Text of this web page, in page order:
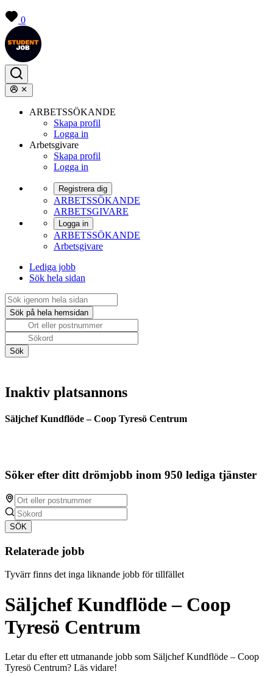
0
ARBETSSÖKANDE
Skapa profil
Logga in
Arbetsgivare
Skapa profil
Logga in
Registrera dig
ARBETSSÖKANDE
ARBETSGIVARE
Logga in
ARBETSSÖKANDE
Arbetsgivare
Lediga jobb
Sök hela sidan
Inaktiv platsannons
Säljchef Kundflöde – Coop Tyresö Centrum
Söker efter ditt drömjobb inom 950 lediga tjänster
SÖK
Relaterade jobb
Tyvärr finns det inga liknande jobb för tillfället
Säljchef Kundflöde – Coop
Tyresö Centrum
Letar du efter ett utmanande jobb som Säljchef Kundflöde – Coop
Tyresö Centrum? Läs vidare!